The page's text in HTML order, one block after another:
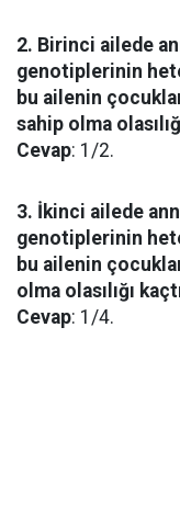
2. Birinci ailede
genotiplerinin
bu ailenin
sahip olma
Cevap: 1/2.
3. İkinci ailede
genotiplerinin
bu ailenin
olma olasılığı
Cevap: 1/4.